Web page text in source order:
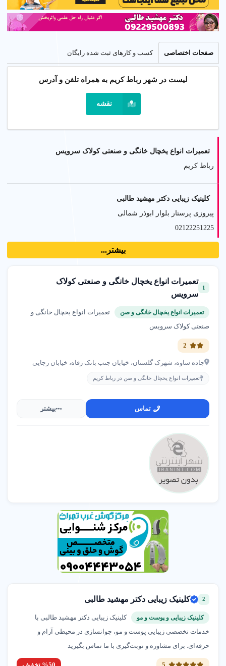
صفحات اختصاصی کسب و کارهای ثبت شده رایگان
لیست در شهر رباط کریم به همراه تلفن و آدرس
نقشه
تعمیرات انواع یخچال خانگی و صنعتی کولاک سرویس
رباط کریم
کلینیک زیبایی دکتر مهشید طالبی
پیروزی پرستار بلوار ابوذر شمالی
02122251225
دکتری هومیوپاتی و متخصص طب سوزنی وسنتی هاشمزاده
02144624116
خدمات کافی نت و خدمات اینترنتی پدر
رسالت نارمک
02177498201
فروشگاه باتری پوریا
02144706665
فوق تخصص بیماری های روماتیسمی دکتر ایده کامکار
زعفرانیه محمودیه
02122408043
آموزشگاه خیاطی دنیای دوخت
ایکس بادی آیرون بادی
الهیه تجریش
بیشتر...
1
تعمیرات انواع یخچال خانگی و صنعتی کولاک
سرویس
تعمیرات انواع یخچال خانگی و صن
تعمیرات انواع یخچال خانگی و
صنعتی کولاک سرویس
جاده ساوه، شهرک گلستان، خیابان جنب بانک رفاه، خیابان رجایی
تعمیرات انواع یخچال خانگی و صن در رباط کریم
تماس بیشتر
2 کلینیک زیبایی دکتر مهشید طالبی
کلینیک زیبایی و پوست و مو
کلینیک زیبایی دکتر مهشید طالبی با
خدمات تخصصی زیبایی پوست و مو، جوانسازی در محیطی آرام و
حرفه‌ای. برای مشاوره و نوبت‌گیری با ما تماس بگیرید